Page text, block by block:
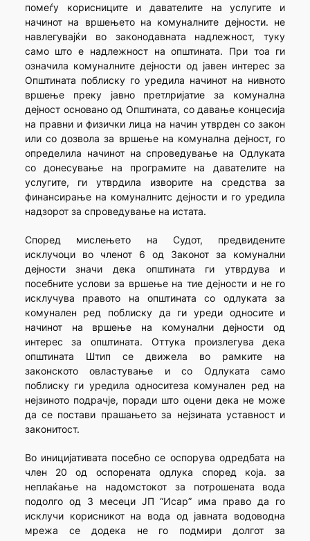
помеѓу корисниците и давателите на услугите и
начинот на вршењето на комуналните дејности. не
навлегувајќи во законодавната надлежност, туку
само што е надлежност на општината. При тоа ги
означила комуналните дејности од јавен интерес за
Општината поблиску го уредила начинот на нивното
вршење преку јавно претлријатие за комунална
дејност основано од Општината, со давање концесија
на правни и физички лица на начин утврден со закон
или со дозвола за вршење на комунална дејност, го
определила начинот на спроведување на Одлуката
со донесување на програмите на давателите на
услугите, ги утврдила изворите на средства за
финансирање на комуналнитс дејности и го уредила
надзорот за спроведување на истата.
Според мислењето на Судот, предвидените
исклучоци во членот 6 од Законот за комунални
дејности значи дека општината ги утврдува и
посебните услови за вршење на тие дејности и не го
исклучува правото на општината со одлуката за
комунален ред поблиску да ги уреди односите и
начинот на вршење на комунални дејности од
интерес за општината. Оттука произлегува дека
општината Штип се движела во рамките на
законското овластување и со Одлуката само
поблиску ги уредила односитеза комунален ред на
нејзиното подрачје, поради што оцени дека не може
да се постави прашањето за нејзината уставност и
законитост.
Во иницијативата посебно се оспорува одредбата на
член 20 од оспорената одлука според која. за
неплаќање на надомстокот за потрошената вода
подолго од 3 месеци ЈП “Исар” има право да го
исклучи корисникот на вода од јавната водоводна
мрежа се додека не го подмири долгот за